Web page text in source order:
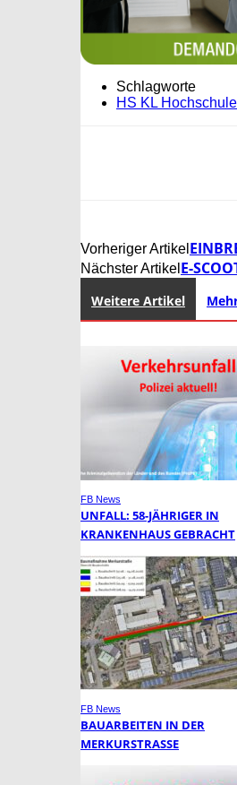
Schlagworte
HS KL
Vorheriger Artikel
Nächster Artikel E-
Weitere Artikel
FB News
UNFALL: 58-JÄHRIGER IN
KRANKENHAUS GEBRACHT
FB News
BAUARBEITEN IN DER
MERKURSTRASSE